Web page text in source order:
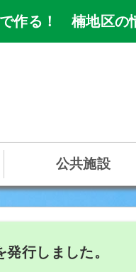
作る！ 楠地区の
公共施設
行しました。